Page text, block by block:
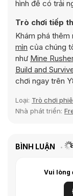
hình để có trải
Trò chơi tiếp
Khám phá
mìn của chúng
như Mine
Build and
chơi ngay trên
Loại: Trò chơi
Nhà phát triển:
BÌNH LUẬN
Vui lòng